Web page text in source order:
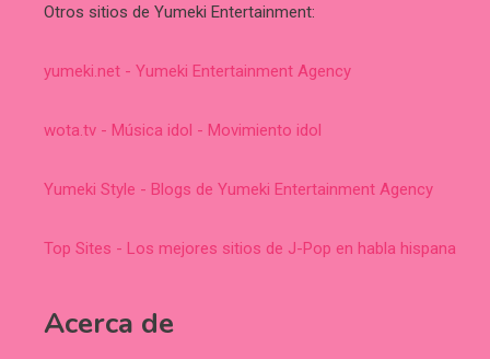
Otros sitios de Yumeki Entertainment:
yumeki.net - Yumeki Entertainment Agency
wota.tv - Música idol - Movimiento idol
Yumeki Style - Blogs de Yumeki Entertainment Agency
Top Sites - Los mejores sitios de J-Pop en habla hispana
Acerca de